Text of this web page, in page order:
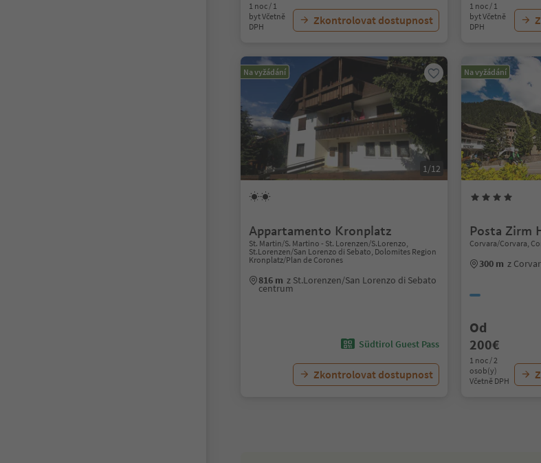
1 noc / 1
byt Včetně
DPH
Zkontrolovat dostupnost
1 noc / 1
byt Včetně
DPH
Na vyžádání
1/12
Appartamento Kronplatz
St. Martin/S. Martino - St. Lorenzen/S.Lorenzo,
St.Lorenzen/San Lorenzo di Sebato, Dolomites Region
Kronplatz/Plan de Corones
816 m z St.Lorenzen/San Lorenzo di Sebato
centrum
Südtirol Guest Pass
Zkontrolovat dostupnost
Na vyžádání
Posta Zirm
Corvara/Corvara,
300 m z
Od
200€
1 noc / 2
osob(y)
Včetně DPH